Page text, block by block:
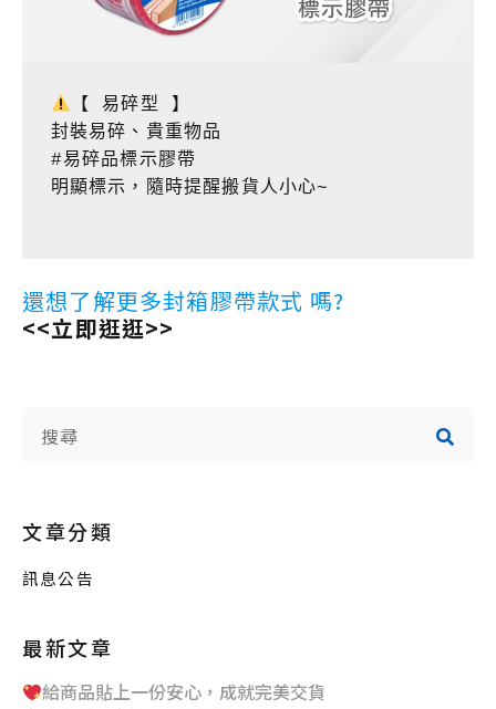
【 易碎型 】
封裝易碎、貴重物品
#易碎品標示膠帶
明顯標示，隨時提醒搬貨人小心~
還想了解更多封箱膠帶款式 嗎?
<<立即逛逛>>
文章分類
訊息公告
最新文章
給商品貼上一份安心，成就完美交貨